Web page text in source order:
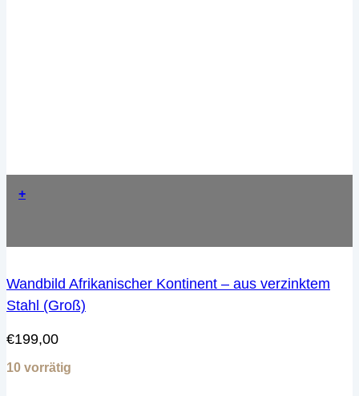
+
Wandbild Afrikanischer Kontinent – aus verzinktem
Stahl (Groß)
€199,00
10 vorrätig